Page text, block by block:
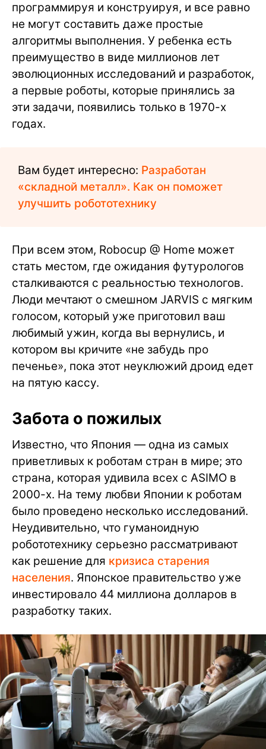
программируя и конструируя, и все равно
не могут составить даже простые
алгоритмы выполнения. У ребенка есть
преимущество в виде миллионов лет
эволюционных исследований и разработок,
а первые роботы, которые принялись за
эти задачи, появились только в 1970-х
годах.
Вам будет интересно: Разработан
«складной металл». Как он поможет
улучшить робототехнику
При всем этом, Robocup @ Home может
стать местом, где ожидания футурологов
сталкиваются с реальностью технологов.
Люди мечтают о смешном JARVIS с мягким
голосом, который уже приготовил ваш
любимый ужин, когда вы вернулись, и
котором вы кричите «не забудь про
печенье», пока этот неуклюжий дроид едет
на пятую кассу.
Забота о пожилых
Известно, что Япония — одна из самых
приветливых к роботам стран в мире; это
страна, которая удивила всех с ASIMO в
2000-х. На тему любви Японии к роботам
было проведено несколько исследований.
Неудивительно, что гуманоидную
робототехнику серьезно рассматривают
как решение для кризиса старения
населения. Японское правительство уже
инвестировало 44 миллиона долларов в
разработку таких.